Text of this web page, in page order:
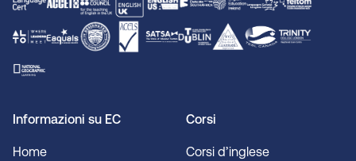
Informazioni su EC
Home
Corsi
Corsi d’inglese